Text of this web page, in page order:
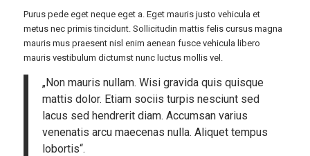
Purus pede eget neque eget a. Eget mauris justo vehicula et
metus nec primis tincidunt. Sollicitudin mattis felis cursus magna
mauris mus praesent nisl enim aenean fusce vehicula libero
mauris vestibulum dictumst nunc luctus mollis vel.
„Non mauris nullam. Wisi gravida quis quisque
mattis dolor. Etiam sociis turpis nesciunt sed
lacus sed hendrerit diam. Accumsan varius
venenatis arcu maecenas nulla. Aliquet tempus
lobortis“.